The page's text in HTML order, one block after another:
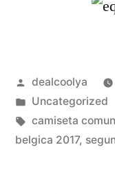
Publicado
por
dealcoolya
Publicado
en
Uncategorized
Etiquetas:
camiseta
belgica 2017,